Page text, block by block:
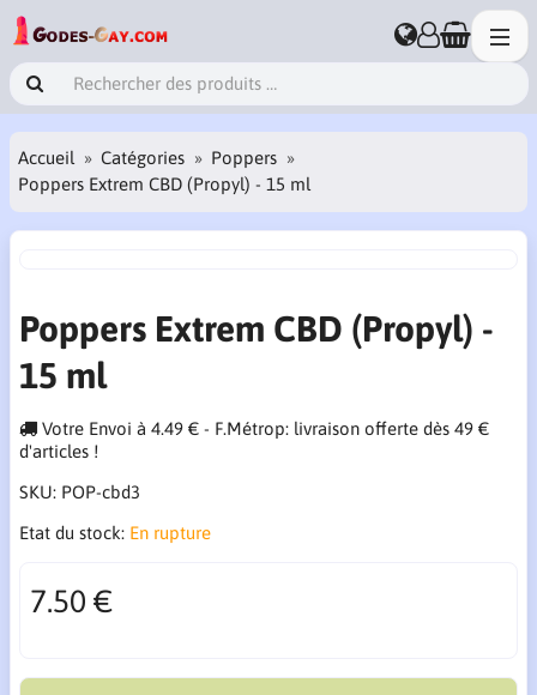
Accueil Catégories
Poppers
Poppers Extrem CBD (Propyl) - 15 ml
Poppers Extrem CBD (Propyl) -
15 ml
Votre Envoi à 4.49 € - F.Métrop: livraison offerte dès 49 €
d'articles !
SKU: POP-cbd3
Etat du stock: En rupture
7.50 €